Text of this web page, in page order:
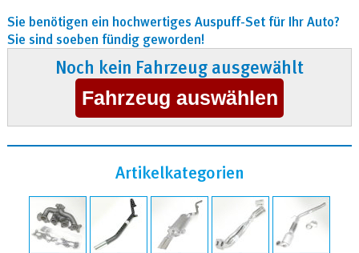
Sie benötigen ein hochwertiges Auspuff-Set für Ihr Auto?
Sie sind soeben fündig geworden!
Noch kein Fahrzeug ausgewählt
Artikelkategorien